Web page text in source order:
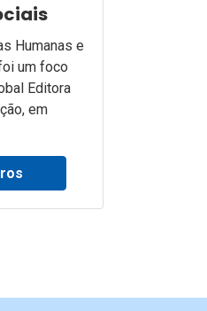
Humanas e
um foco
Editora
em